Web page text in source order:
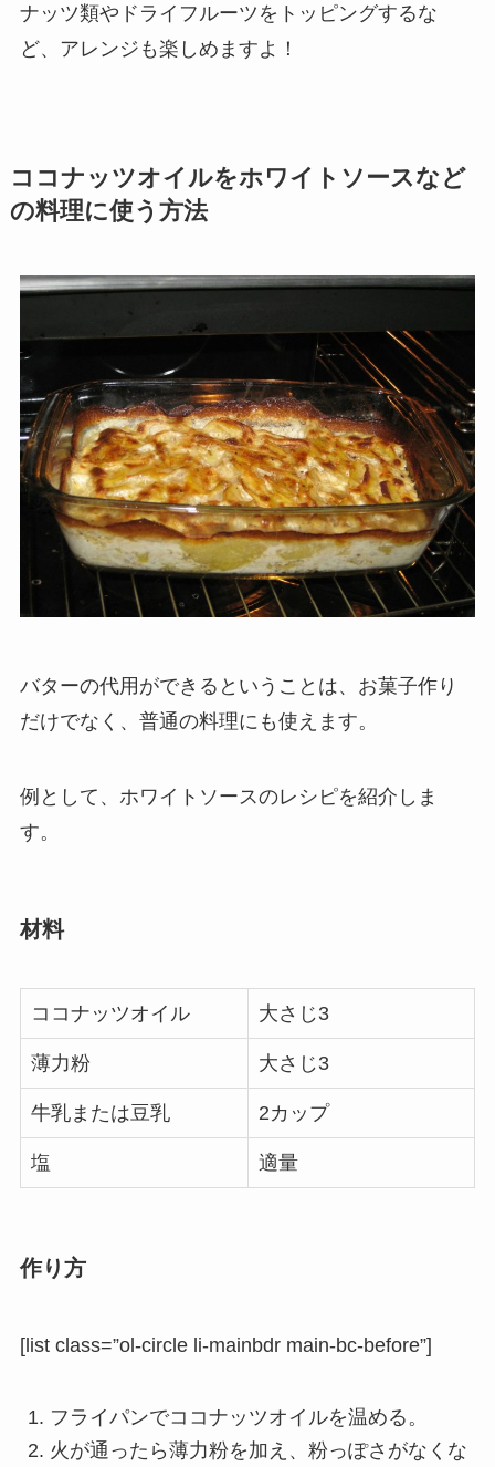
ナッツ類やドライフルーツをトッピングするな
ど、アレンジも楽しめますよ！
ココナッツオイルをホワイトソースなど
の料理に使う方法
バターの代用ができるということは、お菓子作り
だけでなく、普通の料理にも使えます。
例として、ホワイトソースのレシピを紹介しま
す。
材料
ココナッツオイル 大さじ3
薄力粉 大さじ3
牛乳または豆乳 2カップ
塩 適量
作り方
[list class=”ol-circle li-mainbdr main-bc-before”]
フライパンでココナッツオイルを温める。
火が通ったら薄力粉を加え、粉っぽさがなくな